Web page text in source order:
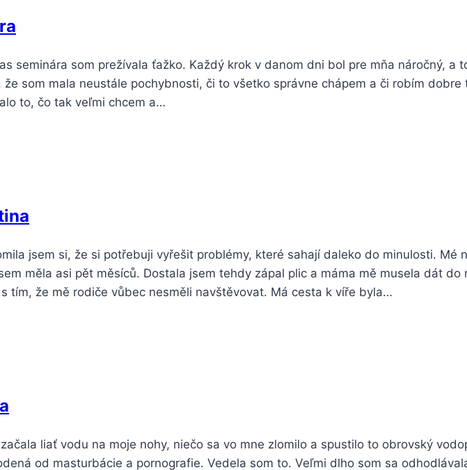
seminára som prežívala ťažko. Každý krok v danom dni bol pre mňa náročný, a
že som mala neustále pochybnosti, či to všetko správne chápem a či robím
to, čo tak veľmi chcem a…
jsem si, že si potřebuji vyřešit problémy, které sahají daleko do minulosti. Mé
měla asi pět měsíců. Dostala jsem tehdy zápal plic a máma mě musela dát do
tím, že mě rodiče vůbec nesměli navštěvovat. Má cesta k víře byla…
liať vodu na moje nohy, niečo sa vo mne zlomilo a spustilo to obrovský
od masturbácie a pornografie. Vedela som to. Veľmi dlho som sa